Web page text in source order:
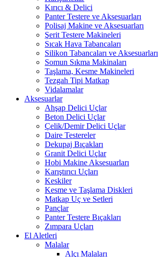
Kırıcı & Delici
Panter Testere ve Aksesuarları
Polisaj Makine ve Aksesuarları
Şerit Testere Makineleri
Sıcak Hava Tabancaları
Silikon Tabancaları ve Aksesuarları
Somun Sıkma Makinaları
Taşlama, Kesme Makineleri
Tezgah Tipi Matkap
Vidalamalar
Aksesuarlar
Ahşap Delici Uçlar
Beton Delici Uçlar
Çelik/Demir Delici Uçlar
Daire Testereler
Dekupaj Bıçakları
Granit Delici Uçlar
Hobi Makine Aksesuarları
Karıştırıcı Uçları
Keskiler
Kesme ve Taşlama Diskleri
Matkap Uç ve Setleri
Pançlar
Panter Testere Bıçakları
Zımpara Uçları
El Aletleri
Malalar
Alçı Malaları